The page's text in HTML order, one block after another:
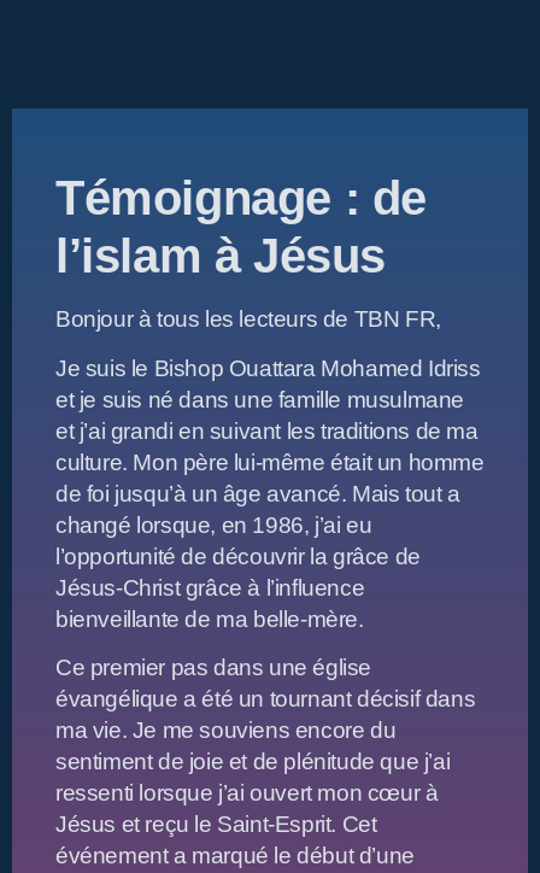
Témoignage : de
l’islam à Jésus
Bonjour à tous les lecteurs de TBN FR,
Je suis le Bishop Ouattara Mohamed Idriss
et je suis né dans une famille musulmane
et j’ai grandi en suivant les traditions de ma
culture. Mon père lui-même était un homme
de foi jusqu’à un âge avancé. Mais tout a
changé lorsque, en 1986, j’ai eu
l’opportunité de découvrir la grâce de
Jésus-Christ grâce à l’influence
bienveillante de ma belle-mère.
Ce premier pas dans une église
évangélique a été un tournant décisif dans
ma vie. Je me souviens encore du
sentiment de joie et de plénitude que j’ai
ressenti lorsque j’ai ouvert mon cœur à
Jésus et reçu le Saint-Esprit. Cet
événement a marqué le début d’une